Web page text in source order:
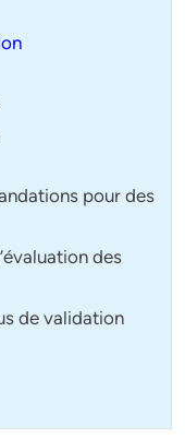
pour des
des
de validation